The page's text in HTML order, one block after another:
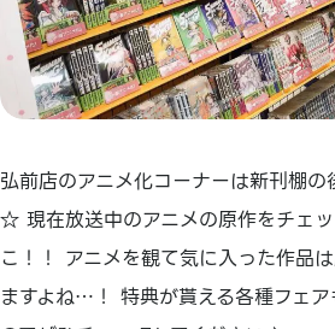
弘前店のアニメ化コーナーは新刊棚の
☆ 現在放送中のアニメの原作をチェ
こ！！ アニメを観て気に入った作品
ますよね…！ 特典が貰える各種フェ